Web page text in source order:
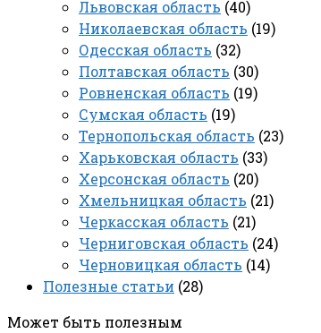
Львовская область (40)
Николаевская область (19)
Одесская область (32)
Полтавская область (30)
Ровненская область (19)
Сумская область (19)
Тернопольская область (23)
Харьковская область (33)
Херсонская область (20)
Хмельницкая область (21)
Черкасская область (21)
Черниговская область (24)
Черновицкая область (14)
Полезные статьи (28)
Может быть полезным